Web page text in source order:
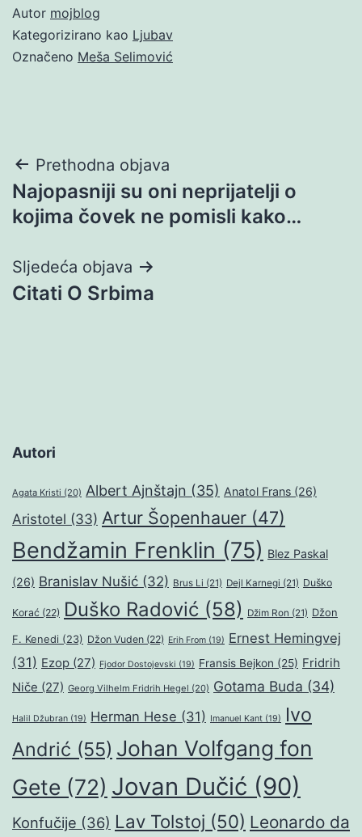
Autor mojblog
Kategorizirano kao Ljubav
Označeno Meša Selimović
Navigacija
objava
Prethodna objava
Najopasniji su oni neprijatelji o
kojima čovek ne pomisli kako…
Sljedeća objava
Citati O Srbima
Autori
Agata Kristi (20) Albert Ajnštajn (35) Anatol Frans (26)
Aristotel (33) Artur Šopenhauer (47)
Bendžamin Frenklin (75) Blez Paskal
(26) Branislav Nušić (32) Brus Li (21) Dejl Karnegi (21) Duško
Korać (22) Duško Radović (58) Džim Ron (21) Džon
F. Kenedi (23) Džon Vuden (22) Erih From (19) Ernest Hemingvej
(31) Ezop (27) Fjodor Dostojevski (19) Fransis Bejkon (25) Fridrih
Niče (27) Georg Vilhelm Fridrih Hegel (20) Gotama Buda (34)
Halil Džubran (19) Herman Hese (31) Imanuel Kant (19)
Ivo
Andrić (55) Johan Volfgang fon
Gete (72) Jovan Dučić (90)
Konfučije (36) Lav Tolstoj (50) Leonardo da